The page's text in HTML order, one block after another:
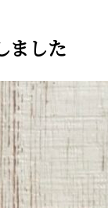
ました